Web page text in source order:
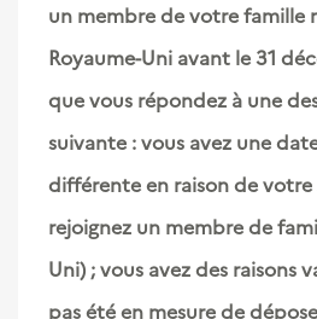
un membre de votre famille
Royaume-Uni avant le 31
que vous répondez à une
suivante : vous avez une
différente en raison de votre
rejoignez un membre de
Uni) ; vous avez des raisons
pas été en mesure de